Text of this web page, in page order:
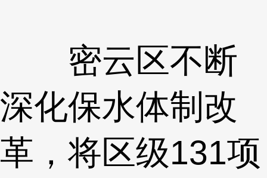
密云区不断
深化保水体制改
革，将区级131项